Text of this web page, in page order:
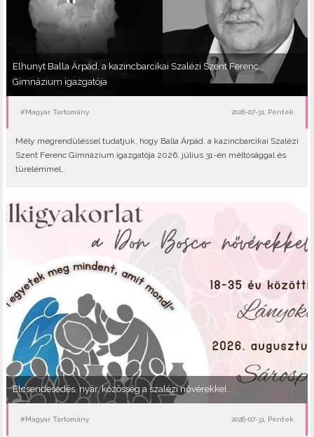
Elhunyt Balla Árpád, a kazincbarcikai Szalézi Szent Ferenc
Gimnázium igazgatója
#Magyar Tartomány 2026-07-31, Péntek
Mély megrendüléssel tudatjuk, hogy Balla Árpád, a kazincbarcikai Szalézi
Szent Ferenc Gimnázium igazgatója 2026. július 31-én méltósággal és
türelemmel..
Elcsendesedés, nyár, közösség a szalézi nővérekkel...
#Magyar Tartomány 2026-07-31, Péntek